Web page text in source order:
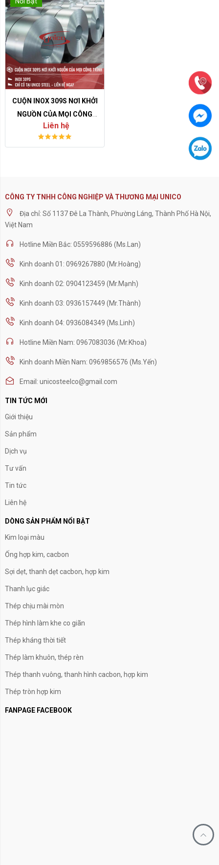
CUỘN INOX 309S NƠI KHỞI
NGUỒN CỦA MỌI CÔNG
TRÌNH
Liên hệ
CÔNG TY TNHH CÔNG NGHIỆP VÀ THƯƠNG MẠI UNICO
Địa chỉ: Số 1137 Đê La Thành, Phường Láng, Thành Phố Hà Nội,
Việt Nam
Hotline Miền Bắc: 0559596886 (Ms.Lan)
Kinh doanh 01: 0969267880 (Mr.Hoàng)
Kinh doanh 02: 0904123459 (Mr.Mạnh)
Kinh doanh 03: 0936157449 (Mr.Thành)
Kinh doanh 04: 0936084349 (Ms.Linh)
Hotline Miền Nam: 0967083036 (Mr.Khoa)
Kinh doanh Miền Nam: 0969856576 (Ms.Yến)
Email: unicosteelco@gmail.com
TIN TỨC MỚI
Giới thiệu
Sản phẩm
Dịch vụ
Tư vấn
Tin tức
Liên hệ
DÒNG SẢN PHẨM NỔI BẬT
Kim loại màu
Ống hợp kim, cacbon
Sợi dẹt, thanh dẹt cacbon, hợp kim
Thanh lục giác
Thép chịu mài mòn
Thép hình làm khe co giãn
Thép kháng thời tiết
Thép làm khuôn, thép rèn
Thép thanh vuông, thanh hình cacbon, hợp kim
Thép tròn hợp kim
FANPAGE FACEBOOK